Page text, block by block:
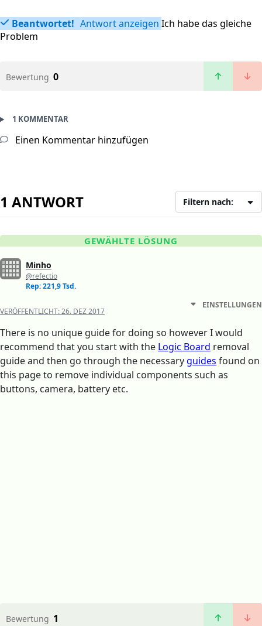
Beantwortet! Antwort anzeigen Ich habe das gleiche
Problem
Bewertung 0
1 KOMMENTAR
Einen Kommentar hinzufügen
1 ANTWORT Filtern nach:
GEWÄHLTE LÖSUNG
Minho
@refectio
Rep: 221,9 Tsd.
VERÖFFENTLICHT:26. DEZ 2017
EINSTELLUNGEN
There is no unique guide for doing so however I would
recommend that you start with the Logic Board removal
guide and then go through the necessaryguides found on
this page to remove individual components such as
buttons, camera, battery etc.
Bewertung 1